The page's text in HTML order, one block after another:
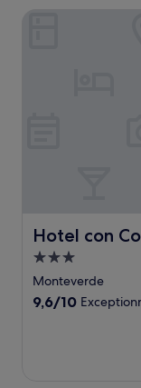
Hotel con
Hotel con
Hébergement
3.0 étoiles
Monteverde
9.6
9,6/10